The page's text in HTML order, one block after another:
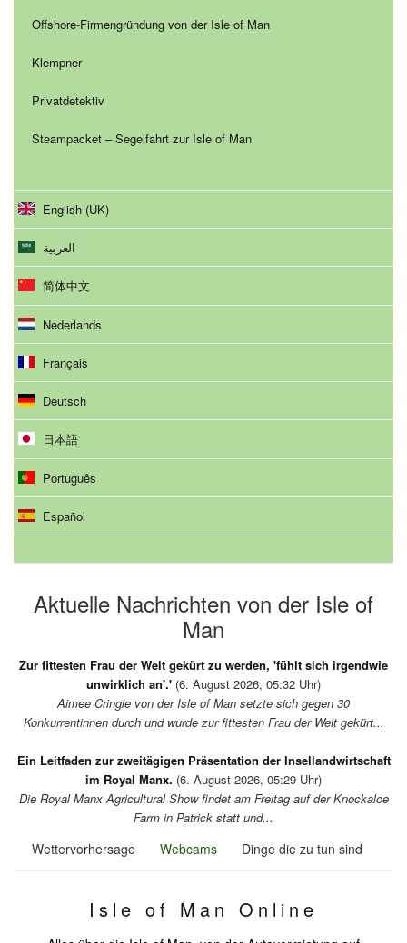
Offshore-Firmengründung von der Isle of Man
Klempner
Privatdetektiv
Steampacket – Segelfahrt zur Isle of Man
English (UK)
العربية
简体中文
Nederlands
Français
Deutsch
日本語
Português
Español
Aktuelle Nachrichten von der Isle of
Man
Zur fittesten Frau der Welt gekürt zu werden, 'fühlt sich irgendwie
unwirklich an'.' (6. August 2026, 05:32 Uhr)
Aimee Cringle von der Isle of Man setzte sich gegen 30
Konkurrentinnen durch und wurde zur fittesten Frau der Welt gekürt...
Ein Leitfaden zur zweitägigen Präsentation der Insellandwirtschaft
im Royal Manx. (6. August 2026, 05:29 Uhr)
Die Royal Manx Agricultural Show findet am Freitag auf der Knockaloe
Farm in Patrick statt und...
Wettervorhersage Webcams Dinge die zu tun sind
Isle of Man Online